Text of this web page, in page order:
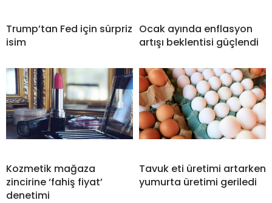
Trump’tan Fed için sürpriz
isim
Ocak ayında enflasyon
artışı beklentisi güçlendi
Kozmetik mağaza
zincirine ‘fahiş fiyat’
denetimi
Tavuk eti üretimi artarken
yumurta üretimi geriledi